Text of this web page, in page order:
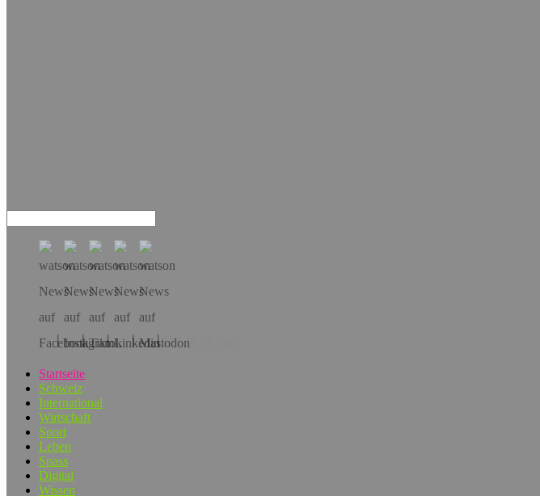
Hol dir die App!
Startseite
Schweiz
International
Wirtschaft
Sport
Leben
Spass
Digital
Wissen